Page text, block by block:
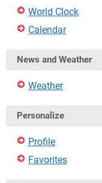
World Clock
Calendar
News and Weather
Weather
Personalize
Profile
Favorites